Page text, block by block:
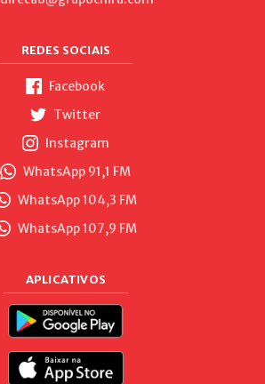
REDES SOCIAIS
Facebook
Twitter
Instagram
WhatsApp 91,1 FM
WhatsApp 104,3 FM
WhatsApp 107,9 FM
APLICATIVOS